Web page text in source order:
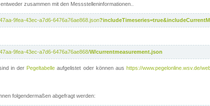
zusammen mit den Messstelleninformationen..
9fea-43ec-a7d6-6476a76ae868.json
9fea-43ec-a7d6-6476a76ae868/W/currentmeasurement.json
in der Pegeltabelle aufgelistet oder können aushttps://www.pegelonline.wsv.de/
folgendermaßen abgefragt werden: